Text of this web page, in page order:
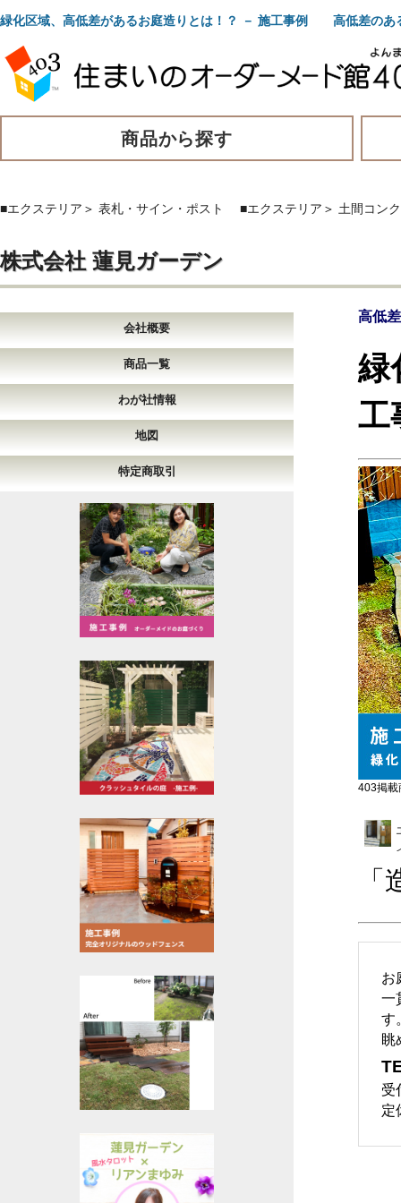
緑化区域、高低差があるお庭造りとは！？ － 施工事例 高低差のあ
商品から探す
■エクステリア ＞ 表札・サイン・ポスト ■エクステリア ＞ 土間コン
株式会社 蓮見ガーデン
会社概要
商品一覧
わが社情報
地図
特定商取引
高低
緑
工
403掲載
お
一
す
眺
受
定